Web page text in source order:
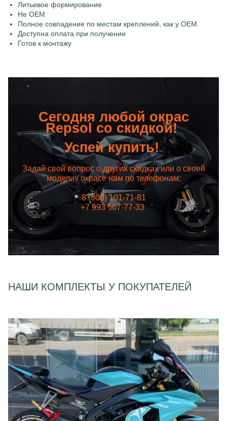
Литьевое формирование
Не OEM
Полное совпадение по местам креплений, как у OEM
Доступна оплата при получении
Готов к монтажу
Сегодня любой окрас
Repsol со скидкой!
Успей купить!
Задай свой вопрос о других скидках или о своей
модели / окрасе нам по телефонам:
8 (800) 101-71-81
+7 993 567-77-33
НАШИ КОМПЛЕКТЫ У ПОКУПАТЕЛЕЙ